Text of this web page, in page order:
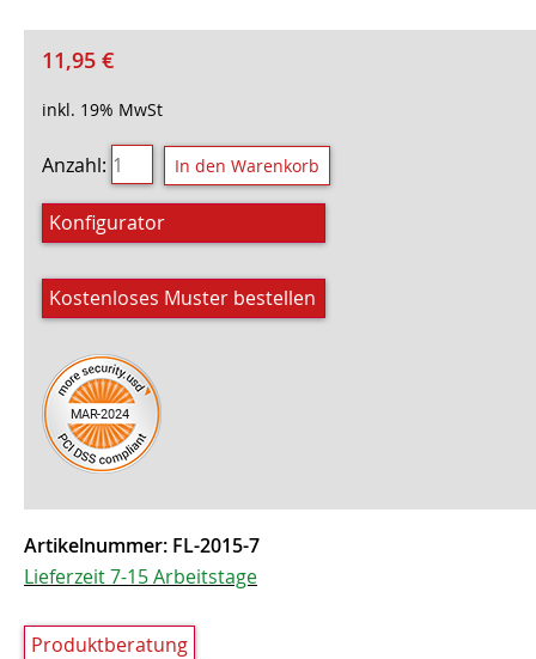
Artikelnummer: FL-2015-7
Lieferzeit 7-15 Arbeitstage
Produktberatung
11,95 €
inkl. 19% MwSt
Anzahl:
Konfigurator
Kostenloses Muster bestellen